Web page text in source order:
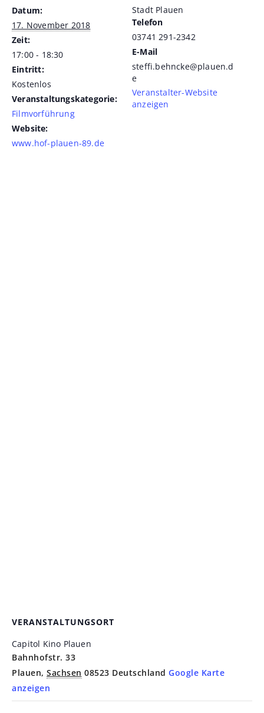
Datum:
17. November 2018
Zeit:
17:00 - 18:30
Eintritt:
Kostenlos
Veranstaltungskategorie:
Filmvorführung
Website:
www.hof-plauen-89.de
Stadt Plauen
Telefon
03741 291-2342
E-Mail
steffi.behncke@plauen.d
e
Veranstalter-Website
anzeigen
VERANSTALTUNGSORT
Capitol Kino Plauen
Bahnhofstr. 33
Plauen, Sachsen 08523 Deutschland Google Karte
anzeigen